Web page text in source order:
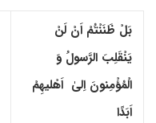
بَلْ ظَنَنْتُمْ اَنْ لَنْ
یَنْقَلِبَ الرَّسولُ وَ
الْمُؤْمِنونَ اِلیٰ اَهْلیهِمْ
اَبَدًا